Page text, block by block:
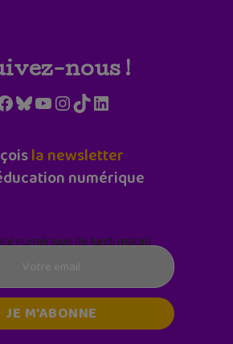
nous !
Bluesky
YouTube
Instagram
TikTokLinkedIn
la newsletter
numérique
numérique (le lundi matin)